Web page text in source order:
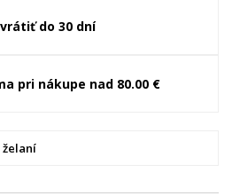
do 30 dní
pri nákupe nad 80.00 €
želaní